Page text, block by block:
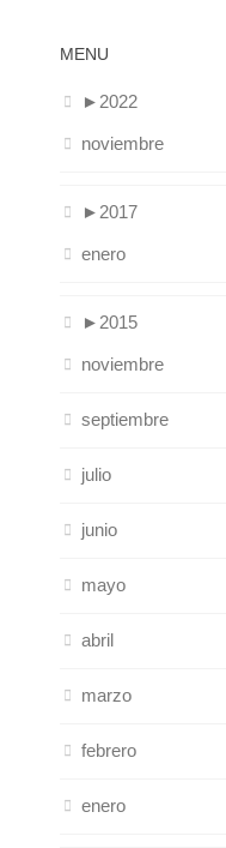
MENU
► 2022
noviembre
► 2017
enero
► 2015
noviembre
septiembre
julio
junio
mayo
abril
marzo
febrero
enero